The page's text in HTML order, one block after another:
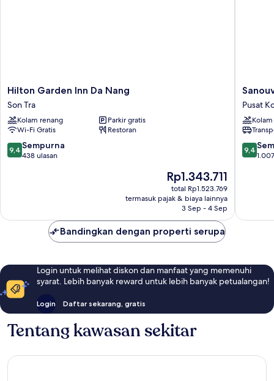
Hilton
Garden
Inn
Da
Nang
Son
Tra
Hilton Garden Inn Da Nang
Son Tra
Kolam renang
Parkir gratis
Wi-Fi Gratis
Restoran
9.4
dari
9,4 Sempurna
438 ulasan
Harga
sekarang
Rp1.343.711
Rp1.343.711
total Rp1.523.769
termasuk pajak & biaya lainnya
3 Sep - 4 Sep
Sanouva
Danang
Hotel
Pusat
Kota
Da
Nang
Pusat
9.4
dari
9,4
Bandingkan dengan properti serupa
Login untuk melihat diskon dan manfaat yang memenuhi
syarat. Lebih banyak reward untuk lebih banyak petualangan!
Login Daftar sekarang, gratis
Tentang kawasan sekitar